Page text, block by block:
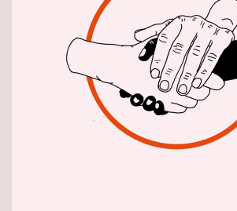
der
Betrieb
Plattform,